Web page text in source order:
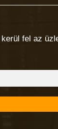
fel az